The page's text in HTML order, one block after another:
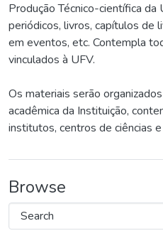
Produção Técnico-científica da
periódicos, livros, capítulos de
em eventos, etc. Contempla
vinculados à UFV.
Os materiais serão
acadêmica da Instituição,
institutos, centros de ciências
Browse